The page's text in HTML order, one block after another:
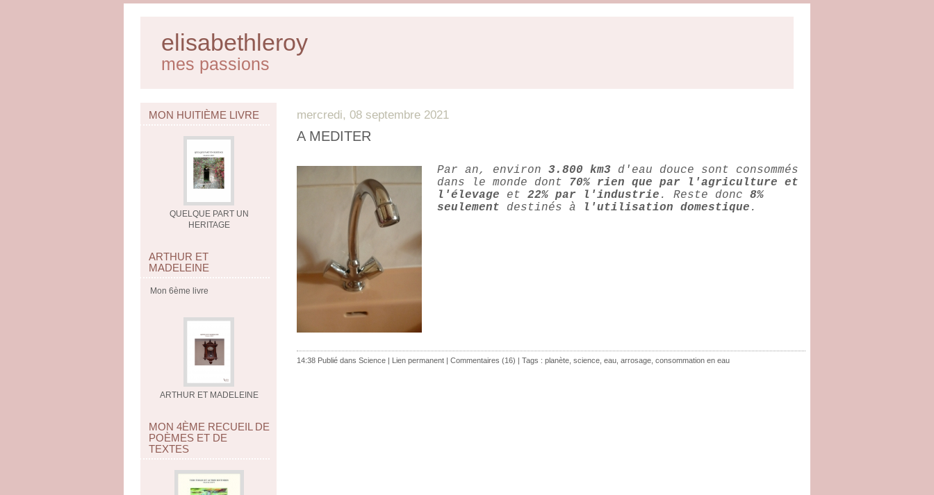
elisabethleroy
mes passions
MON HUITIÈME LIVRE
QUELQUE PART UN
HERITAGE
ARTHUR ET
MADELEINE
Mon 6ème livre
ARTHUR ET MADELEINE
MON 4ÈME RECUEIL DE
POÈMES ET DE
TEXTES
mercredi, 08 septembre 2021
A MEDITER
Par an, environ3.800 km3 d'eau douce sont consommés
dans le monde dont 70% rien que par l'agriculture et
l'élevage et22% par l'industrie . Reste donc8%
seulement destinés à l'utilisation domestique .
14:38 Publié dans Science Lien permanent Commentaires (16) | Tags : planète science eau arrosage consommation en eau